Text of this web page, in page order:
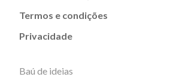
Termos e condições
Privacidade
Baú de ideias